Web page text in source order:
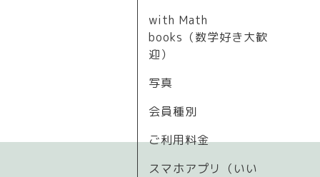
with Math
books（数学好き大歓
迎）
写真
会員種別
ご利用料金
スマホアプリ（いい